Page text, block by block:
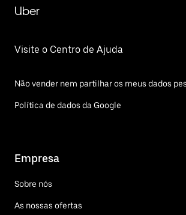
Uber
Visite o Centro de Ajuda
Não vender nem partilhar os meus dados
Política de dados da Google
Empresa
Sobre nós
As nossas ofertas